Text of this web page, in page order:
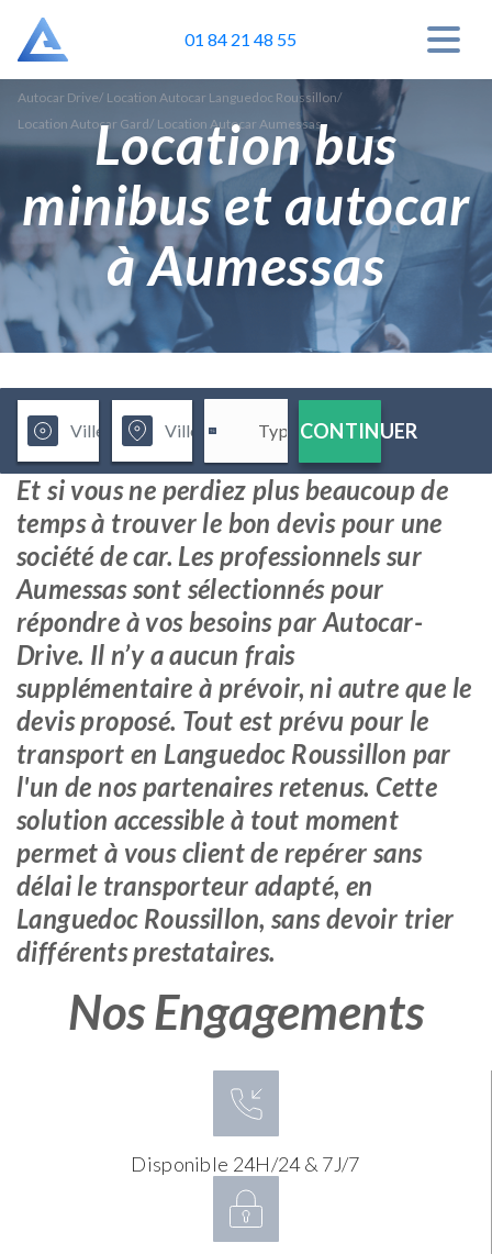
01 84 21 48 55
Autocar Drive/ Location Autocar Languedoc Roussillon/
Location Autocar Gard/ Location Autocar Aumessas
Location bus
minibus et autocar
à Aumessas
CONTINUER
Et si vous ne perdiez plus beaucoup de
temps à trouver le bon devis pour une
société de car. Les professionnels sur
Aumessas sont sélectionnés pour
répondre à vos besoins par Autocar-
Drive. Il n’y a aucun frais
supplémentaire à prévoir, ni autre que le
devis proposé. Tout est prévu pour le
transport en Languedoc Roussillon par
l'un de nos partenaires retenus. Cette
solution accessible à tout moment
permet à vous client de repérer sans
délai le transporteur adapté, en
Languedoc Roussillon, sans devoir trier
différents prestataires.
Nos Engagements
Disponible 24H/24 & 7J/7